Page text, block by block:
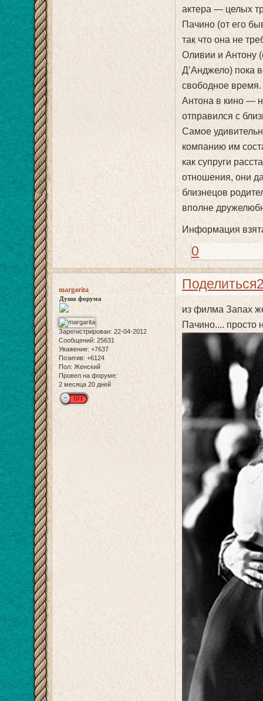
актера — целых
Пачино (от его
так что она не
Оливии и Антону
Д’Анджело) пока
свободное
Антона в кино —
отправился с
Самое
компанию им
как супруги
отношения, они
близнецов
вполне
Информация
0
Поделиться
margarita
Душа форума
Зарегистрирован: 22-04-2012
Сообщений: 25631
Уважение: +7637
Позитив: +6124
Пол: Женский
Провел на форуме:
2 месяца 20 дней
из филма Запах
Пачино.... просто